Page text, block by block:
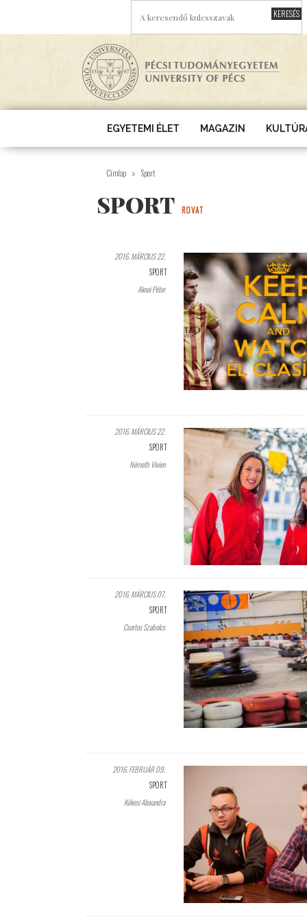
EGYETEMI ÉLET MAGAZIN
Címlap Sport
SPORT ROVAT
2016. MÁRCIUS 22.
SPORT
Aknai Péter
2016. MÁRCIUS 22.
SPORT
Németh Vivien
2016. MÁRCIUS 07.
SPORT
Csortos Szabolcs
2016. FEBRUÁR 09.
SPORT
Kékesi Alexandra